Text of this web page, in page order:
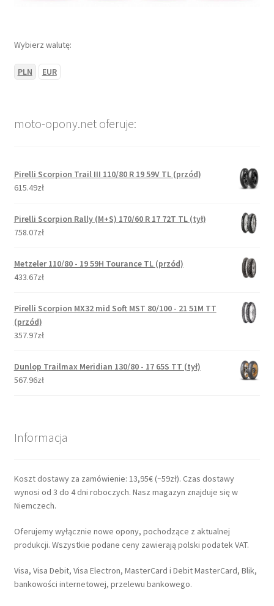
Wybierz walutę:
PLN EUR
moto-opony.net oferuje:
Pirelli Scorpion Trail III 110/80 R 19 59V TL (przód)
615.49zł
Pirelli Scorpion Rally (M+S) 170/60 R 17 72T TL (tył)
758.07zł
Metzeler 110/80 - 19 59H Tourance TL (przód)
433.67zł
Pirelli Scorpion MX32 mid Soft MST 80/100 - 21 51M TT
(przód)
357.97zł
Dunlop Trailmax Meridian 130/80 - 17 65S TT (tył)
567.96zł
Informacja
Koszt dostawy za zamówienie: 13,95€ (~59zł). Czas dostawy
wynosi od 3 do 4 dni roboczych. Nasz magazyn znajduje się w
Niemczech.
Oferujemy wyłącznie nowe opony, pochodzące z aktualnej
produkcji. Wszystkie podane ceny zawierają polski podatek VAT.
Visa, Visa Debit, Visa Electron, MasterCard i Debit MasterCard, Blik,
bankowości internetowej, przelewu bankowego.